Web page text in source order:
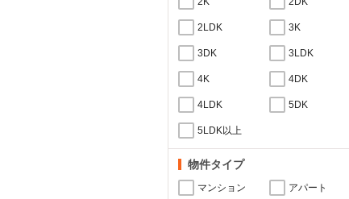
2LDK 3K
3DK 3LDK
4K 4DK
4LDK 5DK
5LDK以上
物件タイプ
マンション アパート